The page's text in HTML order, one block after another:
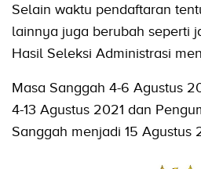
Selain waktu pendaftaran
lainnya juga berubah seperti
Hasil Seleksi Administrasi
Masa Sanggah 4-6 Agustus
4-13 Agustus 2021 dan
Sanggah menjadi 15 Agustus